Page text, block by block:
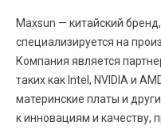
Maxsun — китайский
специализируется на
Компания является
таких как Intel, NVIDIA и
материнские платы и
к инновациям и качеству,